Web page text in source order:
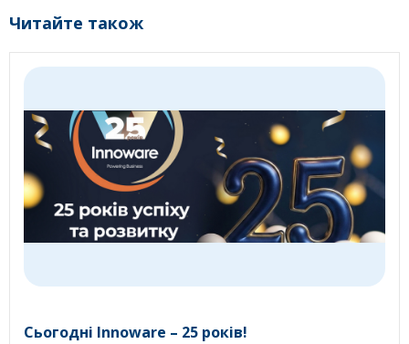
Читайте також
Сьогодні Innoware – 25 років!